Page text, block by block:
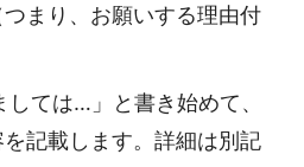
まり、お願いする理由付
ては…」と書き始めて、
記載します。詳細は別記